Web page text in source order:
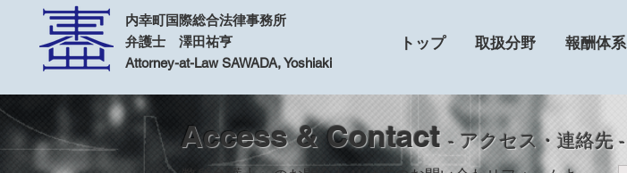
内幸町国際総合法律事務所
​弁護士 澤田祐亨
Attorney-at-Law SAWADA, Yoshiaki
トップ 取扱分野 報酬体系
Access & Contact‐ アクセス・連絡先 ‐